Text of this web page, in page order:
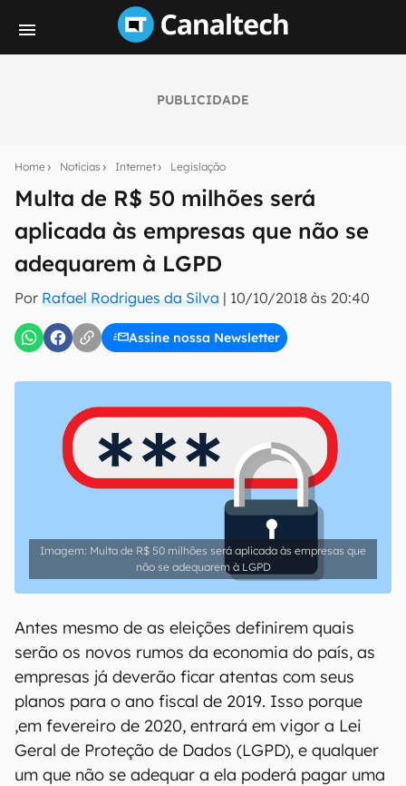
PUBLICIDADE
Home Notícias Internet Legislação
Multa de R$ 50 milhões será
aplicada às empresas que não se
adequarem à LGPD
Por Rafael Rodrigues da Silva | 10/10/2018 às 20:40
Assine nossa Newsletter
notícias e reviews sobre tecnologia em primeira
mão.
E-mail
inscreva-se
Uso e Política de Privacidade do Canaltech.
Multa de R$ 50 milhões será aplicada às empresas que
não se adequarem à LGPD
Antes mesmo de as eleições definirem quais
serão os novos rumos da economia do país, as
empresas já deverão ficar atentas com seus
planos para o ano fiscal de 2019. Isso porque
,em fevereiro de 2020, entrará em vigor a Lei
Geral de Proteção de Dados (LGPD), e qualquer
um que não se adequar a ela poderá pagar uma